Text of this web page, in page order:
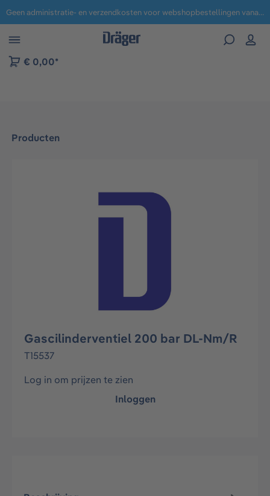
naar navigatie B2B-platform Geen administratie- en verzendkosten voor webshopbestellingen vanaf € 100,-.
€ 0,00*
Producten
Afbeeldingengalerij overslaan
Gascilinderventiel 200 bar DL-Nm/R
T15537
Log in om prijzen te zien
Inloggen